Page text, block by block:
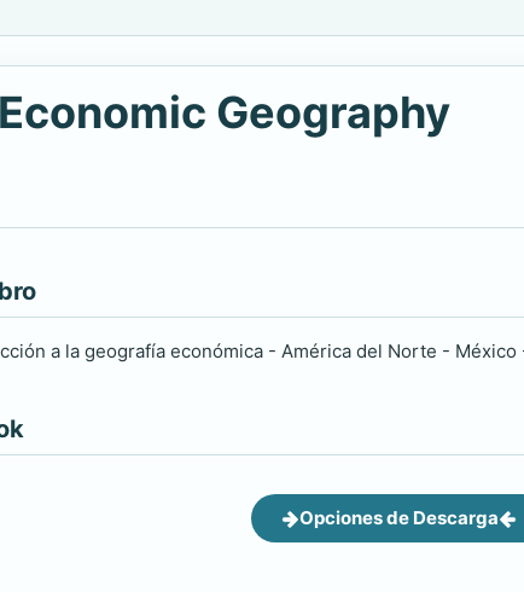
Geography
a la geografía económica - América del Norte -
Opciones de Descarga